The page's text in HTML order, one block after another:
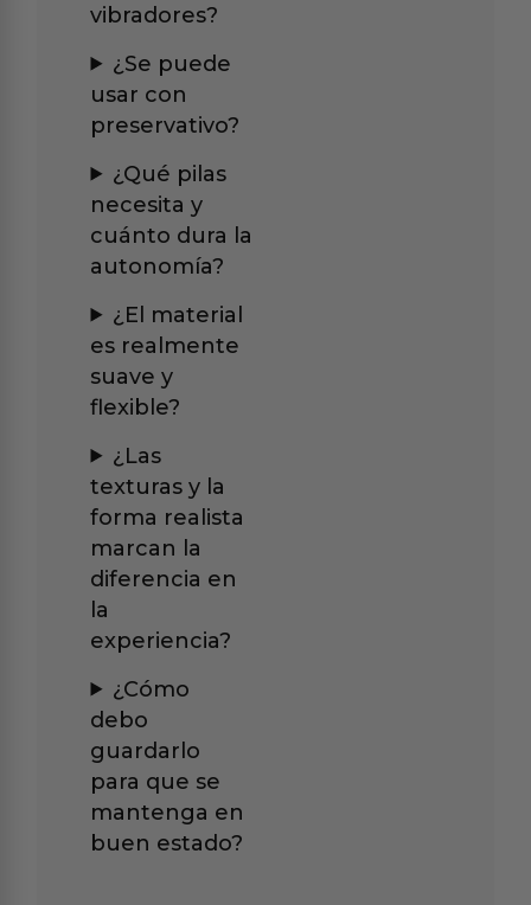
vibradores?
¿Se puede
usar con
preservativo?
¿Qué pilas
necesita y
cuánto dura la
autonomía?
¿El material
es realmente
suave y
flexible?
¿Las
texturas y la
forma realista
marcan la
diferencia en
la
experiencia?
¿Cómo
debo
guardarlo
para que se
mantenga en
buen estado?